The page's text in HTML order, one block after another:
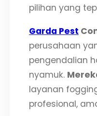
pilihan yang
Garda Pest
perusahaan
pengendalian
nyamuk.
layanan
profesional,